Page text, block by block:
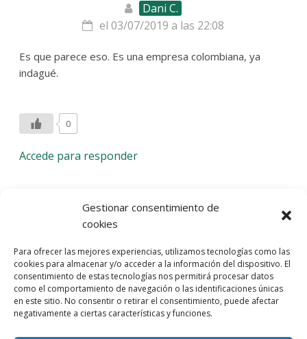
Gestionar consentimiento de
cookies
Para ofrecer las mejores experiencias, utilizamos tecnologías como las
cookies para almacenar y/o acceder a la información del dispositivo. El
consentimiento de estas tecnologías nos permitirá procesar datos
como el comportamiento de navegación o las identificaciones únicas
en este sitio. No consentir o retirar el consentimiento, puede afectar
negativamente a ciertas características y funciones.
Dani C.
el 03/07/2019 a las 22:08
Es que parece eso. Es una empresa colombiana, ya
indagué.
0
Accede para responder
Deja una respuesta
comentario.
Entra con tu red social
He leído y acepto laPolítica de Privacidad